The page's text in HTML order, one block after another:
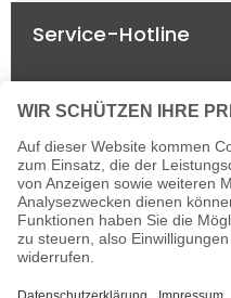
Service-Hotline
Rechtliches
Informationen
Newsletter